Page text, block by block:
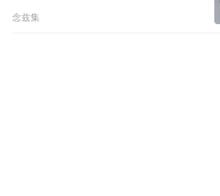
念兹集